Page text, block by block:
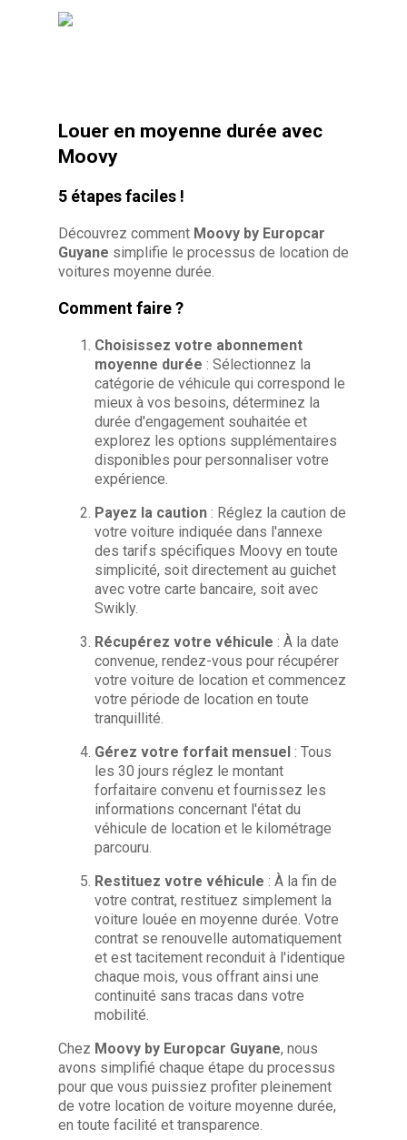
Louer en moyenne durée avec
Moovy
5 étapes faciles !
Découvrez comment Moovy by Europcar
Guyane simplifie le processus de location de
voitures moyenne durée.
Comment faire ?
Choisissez votre abonnement
moyenne durée : Sélectionnez la
catégorie de véhicule qui correspond le
mieux à vos besoins, déterminez la
durée d'engagement souhaitée et
explorez les options supplémentaires
disponibles pour personnaliser votre
expérience.
Payez la caution : Réglez la caution de
votre voiture indiquée dans l'annexe
des tarifs spécifiques Moovy en toute
simplicité, soit directement au guichet
avec votre carte bancaire, soit avec
Swikly.
Récupérez votre véhicule : À la date
convenue, rendez-vous pour récupérer
votre voiture de location et commencez
votre période de location en toute
tranquillité.
Gérez votre forfait mensuel : Tous
les 30 jours réglez le montant
forfaitaire convenu et fournissez les
informations concernant l'état du
véhicule de location et le kilométrage
parcouru.
Restituez votre véhicule : À la fin de
votre contrat, restituez simplement la
voiture louée en moyenne durée. Votre
contrat se renouvelle automatiquement
et est tacitement reconduit à l'identique
chaque mois, vous offrant ainsi une
continuité sans tracas dans votre
mobilité.
Chez Moovy by Europcar Guyane, nous
avons simplifié chaque étape du processus
pour que vous puissiez profiter pleinement
de votre location de voiture moyenne durée,
en toute facilité et transparence.